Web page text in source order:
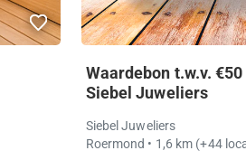
Waardebon t.w.v.
Siebel Juweliers
Siebel Juweliers
Roermond • 1,6 km (+44